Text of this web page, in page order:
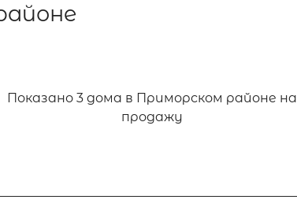
Показано 3 дома в Приморском районе на
продажу